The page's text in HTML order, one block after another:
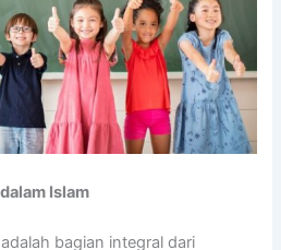
Islam
bagian integral dari